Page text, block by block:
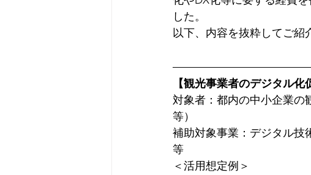
した。
以下、内容を抜粋してご紹
【観光事業者のデジタル化
対象者：都内の中小企業の
等）
補助対象事業：デジタル技
等
＜活用想定例＞